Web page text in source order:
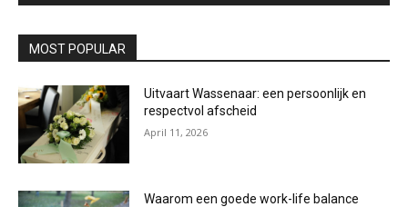
MOST POPULAR
Uitvaart Wassenaar: een persoonlijk en
respectvol afscheid
April 11, 2026
Waarom een goede work-life balance